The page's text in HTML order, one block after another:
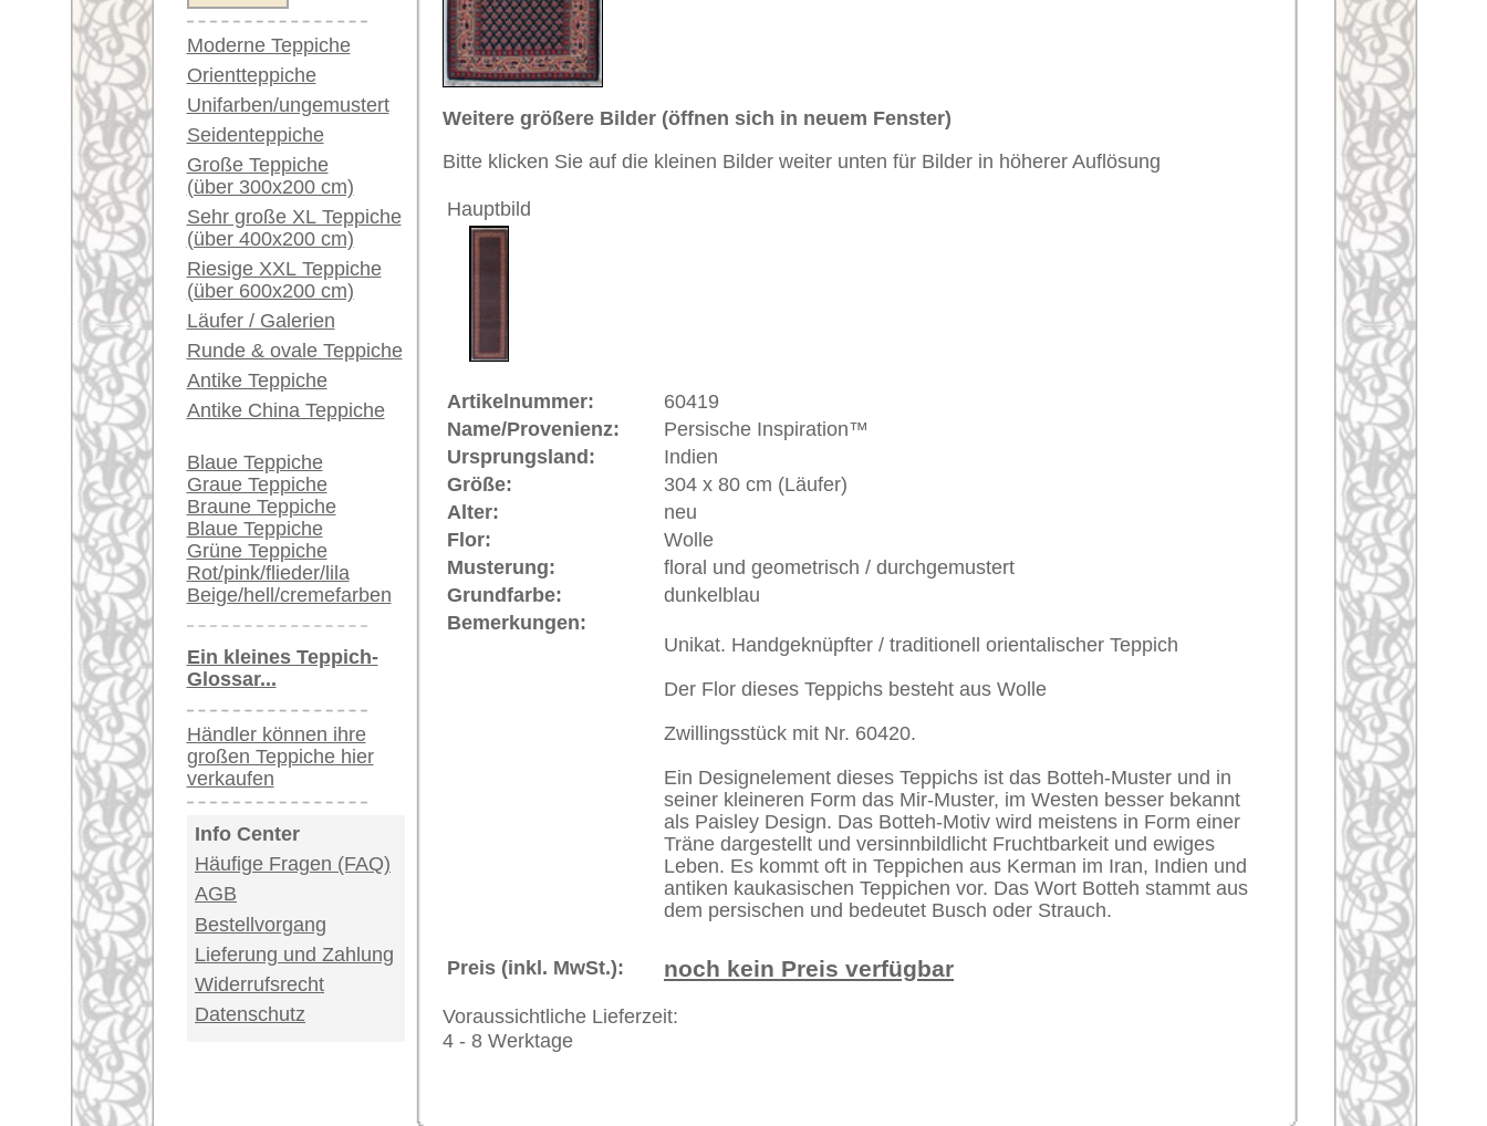
Blaue Teppiche
Graue Teppiche
Braune Teppiche
Blaue Teppiche
Grüne Teppiche
Rot/pink/flieder/lila
Beige/hell/cremefarben
Ein kleines Teppich-
Glossar...
Händler können ihre
großen Teppiche hier
verkaufen
Info Center
Häufige Fragen (FAQ)
AGB
Bestellvorgang
Lieferung und Zahlung
Widerrufsrecht
Datenschutz
Ursprungsland:
Indien
Größe:
304 x 80 cm (Läufer)
Alter: neu
Flor:
Wolle
Grundfarbe: dunkelblau
Bemerkungen:
Zwillingsstück mit Nr. 60420.
Ein Designelement dieses Teppichs ist das Botteh-Muster und in
Preis (inkl. MwSt.): noch kein Preis verfügbar
Voraussichtliche Lieferzeit:
4 - 8 Werktage
Teppiche.tv - große moderne Teppiche | neue und antike Orientteppiche -
riesige Auswahl
Kundenservice:
Deutschland / Österreich: +49 (0)40 450 4102
United Kingdom: +44 (0)20 7183 4544
Geschäftsbedingungen